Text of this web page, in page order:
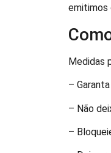
emitimos
Medidas
–
– Não
–